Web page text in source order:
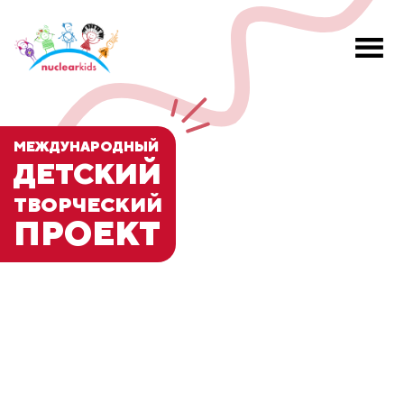
МЕЖДУНАРОДНЫЙ
ДЕТСКИЙ
ТВОРЧЕСКИЙ
ПРОЕКТ